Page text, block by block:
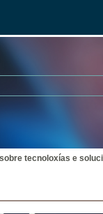
tecnoloxías e